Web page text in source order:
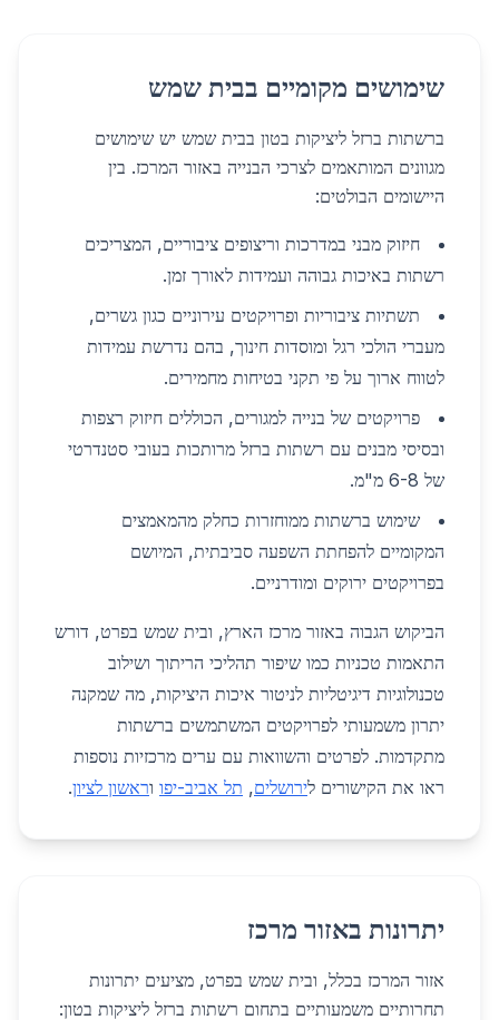
שימושים מקומיים בבית שמש
ברשתות ברזל ליציקות בטון בבית שמש יש שימושים
מגוונים המותאמים לצרכי הבנייה באזור המרכז. בין
היישומים הבולטים:
חיזוק מבני במדרכות וריצופים ציבוריים, המצריכים
רשתות באיכות גבוהה ועמידות לאורך זמן.
תשתיות ציבוריות ופרויקטים עירוניים כגון גשרים,
מעברי הולכי רגל ומוסדות חינוך, בהם נדרשת עמידות
לטווח ארוך על פי תקני בטיחות מחמירים.
פרויקטים של בנייה למגורים, הכוללים חיזוק רצפות
ובסיסי מבנים עם רשתות ברזל מרותכות בעובי סטנדרטי
של 6-8 מ"מ.
שימוש ברשתות ממוחזרות כחלק מהמאמצים
המקומיים להפחתת השפעה סביבתית, המיושם
בפרויקטים ירוקים ומודרניים.
הביקוש הגבוה באזור מרכז הארץ, ובית שמש בפרט, דורש
התאמות טכניות כמו שיפור תהליכי הריתוך ושילוב
טכנולוגיות דיגיטליות לניטור איכות היציקות, מה שמקנה
יתרון משמעותי לפרויקטים המשתמשים ברשתות
מתקדמות. לפרטים והשוואות עם ערים מרכזיות נוספות
ראו את הקישורים לירושלים, תל אביב-יפו וראשון לציון.
יתרונות באזור מרכז
אזור המרכז בכלל, ובית שמש בפרט, מציעים יתרונות
תחרותיים משמעותיים בתחום רשתות ברזל ליציקות בטון: